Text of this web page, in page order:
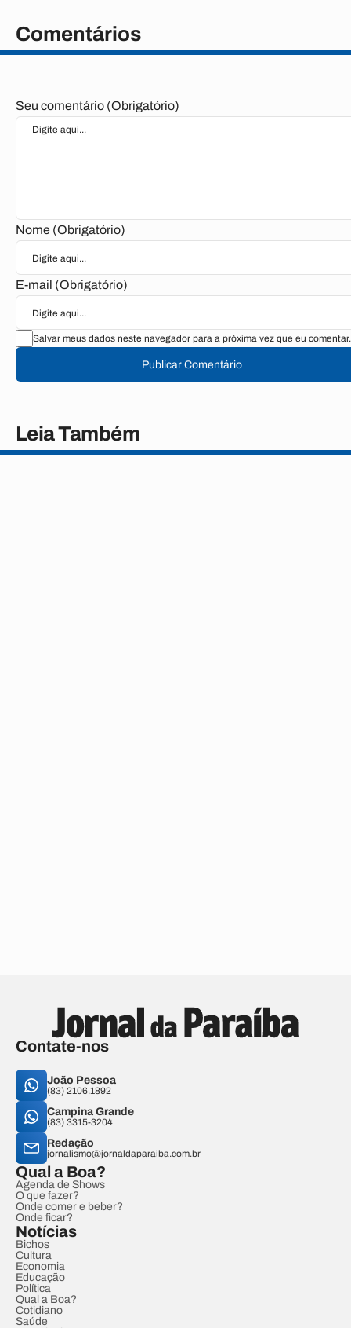
Comentários
Seu comentário (Obrigatório)
Nome (Obrigatório)
E-mail (Obrigatório)
Salvar meus dados neste navegador para a próxima vez que eu comentar.
Publicar Comentário
Leia Também
Contate-nos
João Pessoa
(83) 2106.1892
Campina Grande
(83) 3315-3204
Redação
jornalismo@jornaldaparaiba.com.br
Qual a Boa?
Agenda de Shows
O que fazer?
Onde comer e beber?
Onde ficar?
Notícias
Bichos
Cultura
Economia
Educação
Política
Qual a Boa?
Cotidiano
Saúde